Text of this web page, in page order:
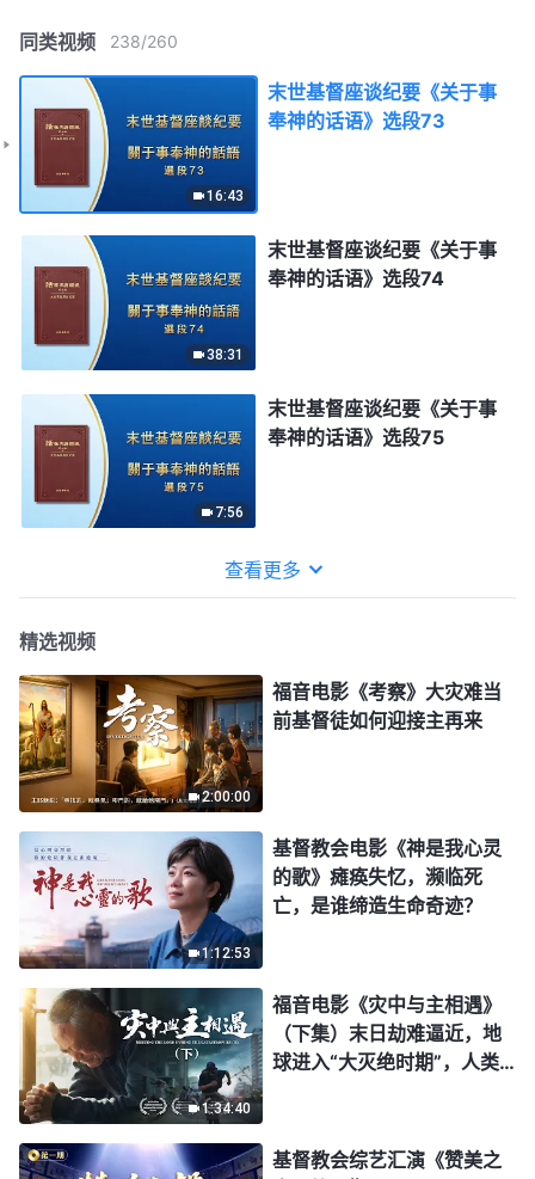
同类视频 238/260
16:43
末世基督座谈纪要《关于事
奉神的话语》选段73
38:31
末世基督座谈纪要《关于事
奉神的话语》选段74
7:56
末世基督座谈纪要《关于事
奉神的话语》选段75
查看更多
精选视频
2:00:00
福音电影《考察》大灾难当
前基督徒如何迎接主再来
1:12:53
基督教会电影《神是我心灵
的歌》瘫痪失忆，濒临死
亡，是谁缔造生命奇迹？
1:34:40
福音电影《灾中与主相遇》
（下集）末日劫难逼近，地
球进入“大灭绝时期”，人类
基督教会综艺汇演《赞美之